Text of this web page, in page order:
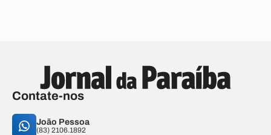
Contate-nos
João Pessoa
(83) 2106.1892